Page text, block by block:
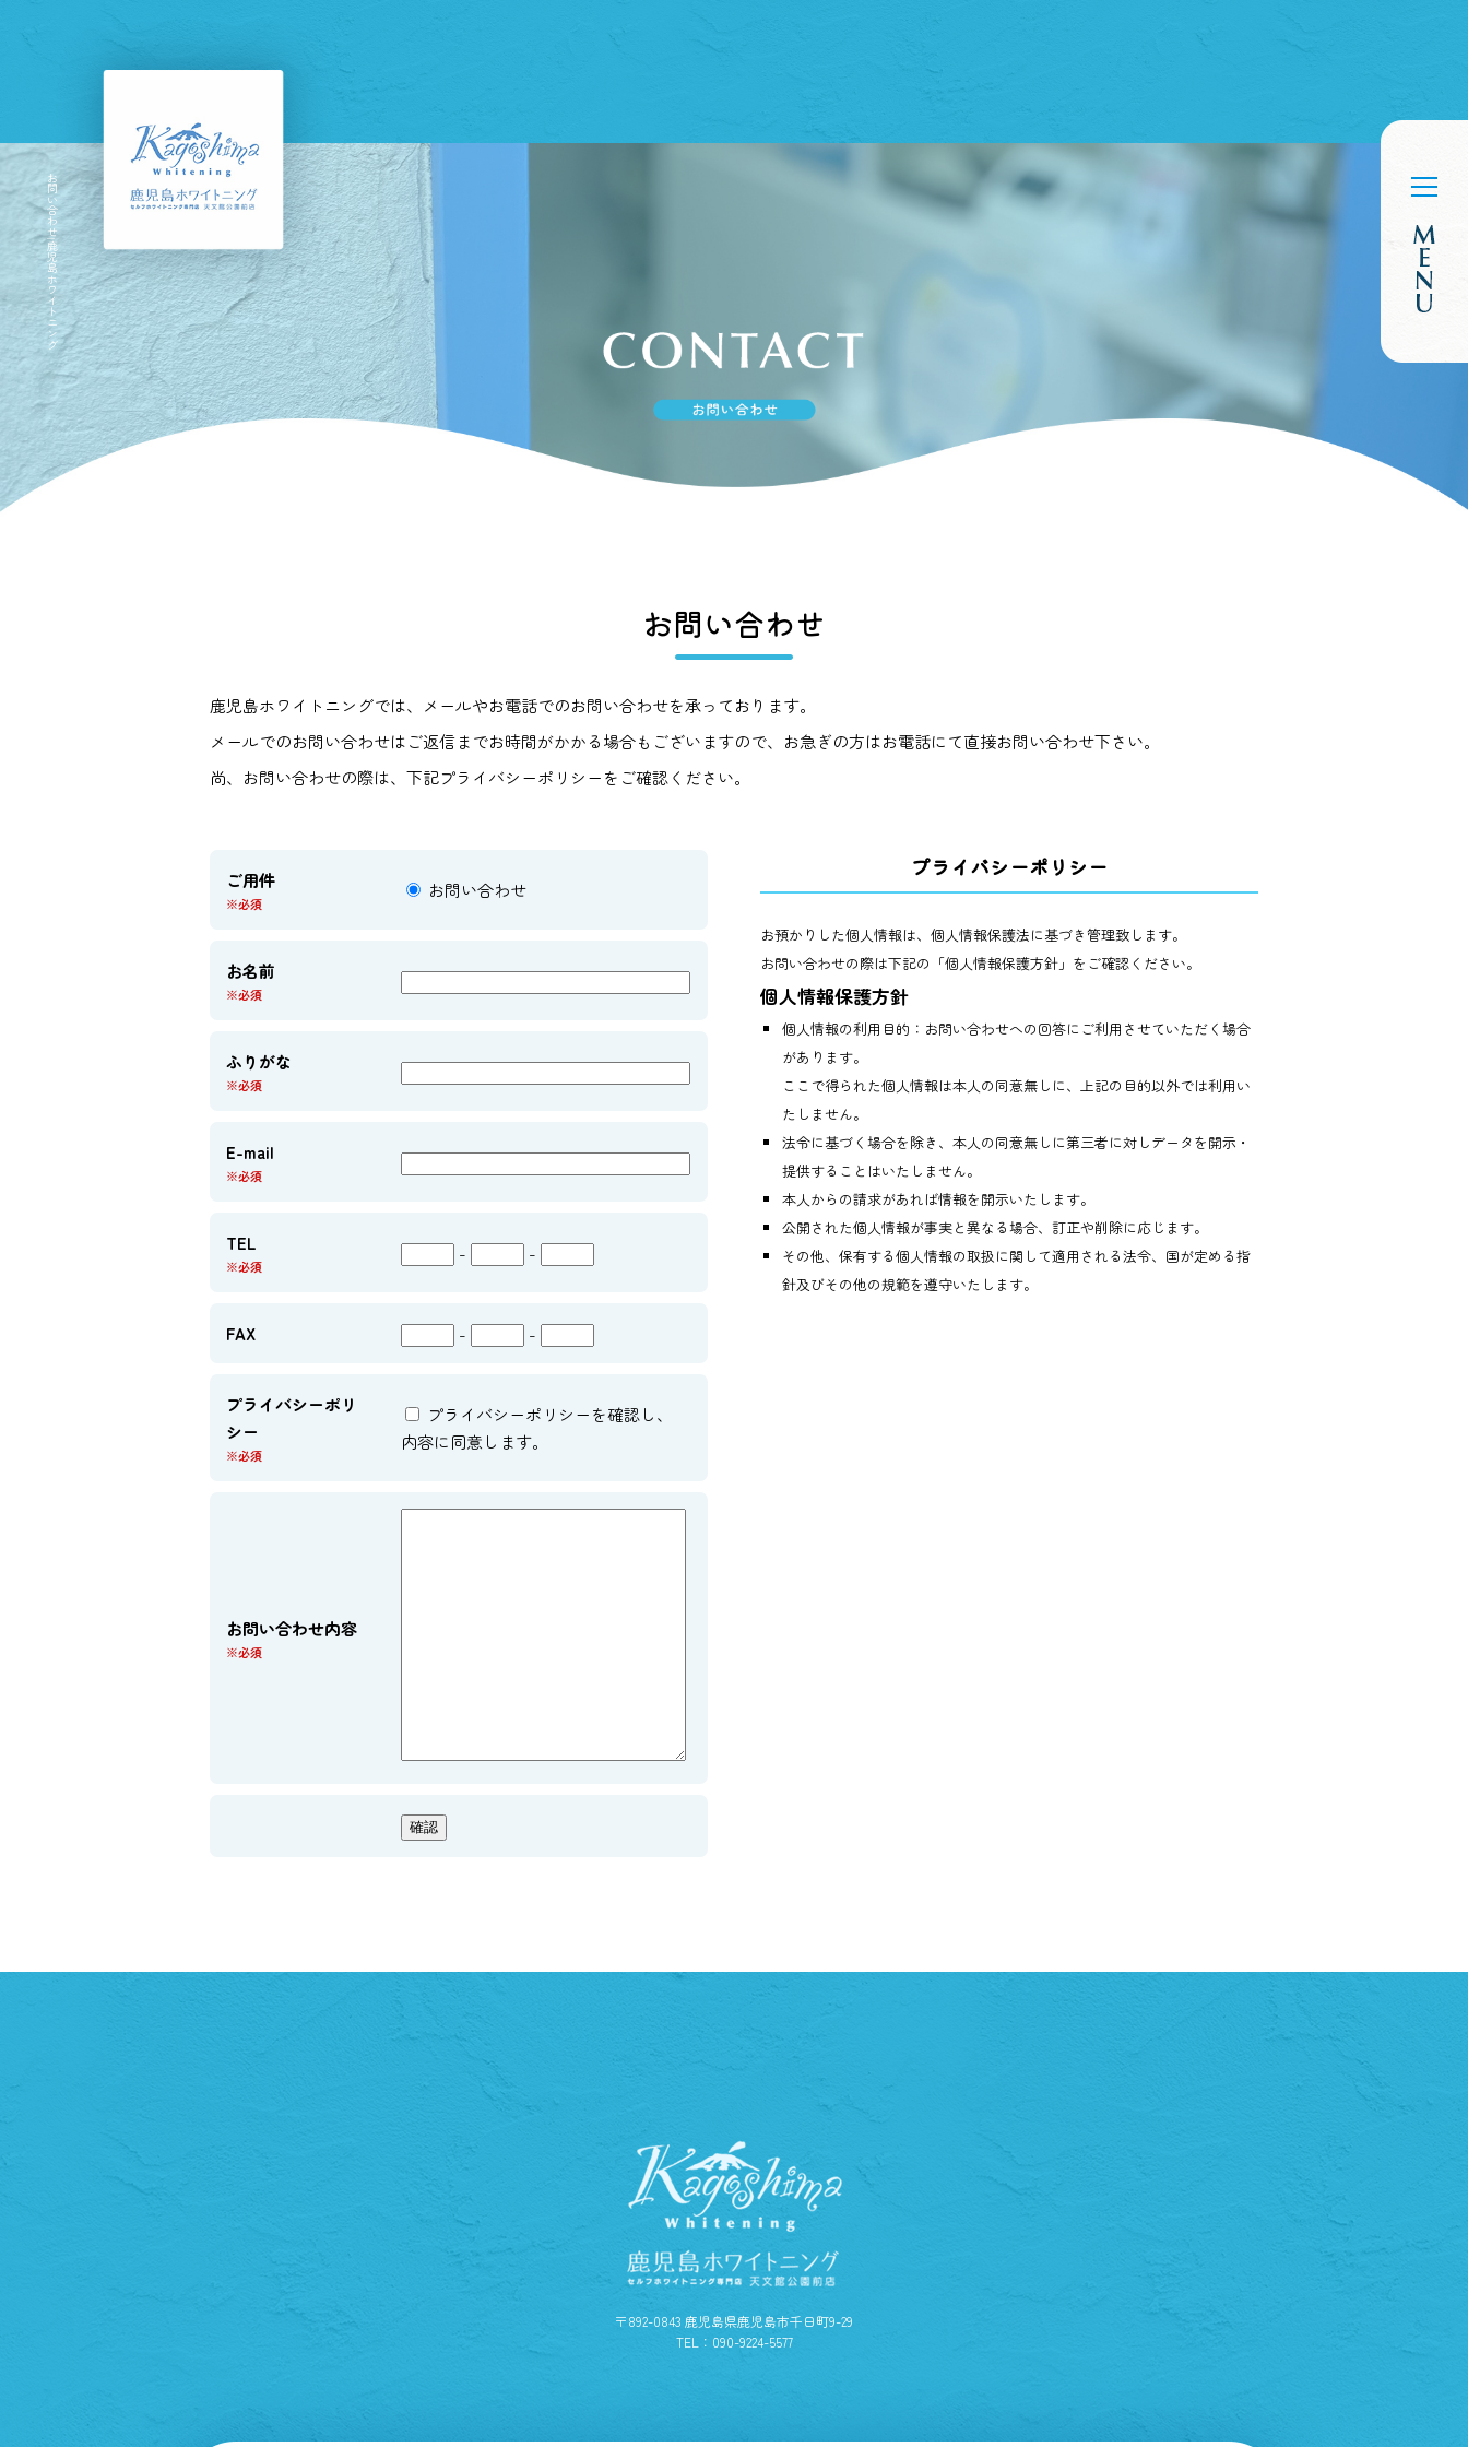
お問い合わせ|鹿児島ホワイトニング
お問い合わせ
鹿児島ホワイトニングでは、メールやお電話でのお問い合わせを承っております。
メールでのお問い合わせはご返信までお時間がかかる場合もございますので、お急ぎの方はお電話にて直接お問い合わせ下さい。
尚、お問い合わせの際は、下記プライバシーポリシーをご確認ください。
ご用件
※必須
お問い合わせ
お名前
※必須
ふりがな
※必須
E-mail
※必須
TEL
※必須
- -
FAX - -
プライバシーポリ
シー
※必須
プライバシーポリシーを確認し、
内容に同意します。
お問い合わせ内容
※必須
プライバシーポリシー
お預かりした個人情報は、個人情報保護法に基づき管理致します。
お問い合わせの際は下記の「個人情報保護方針」をご確認ください。
個人情報保護方針
個人情報の利用目的：お問い合わせへの回答にご利用させていただく場合
があります。
ここで得られた個人情報は本人の同意無しに、上記の目的以外では利用い
たしません。
法令に基づく場合を除き、本人の同意無しに第三者に対しデータを開示・
提供することはいたしません。
本人からの請求があれば情報を開示いたします。
公開された個人情報が事実と異なる場合、訂正や削除に応じます。
その他、保有する個人情報の取扱に関して適用される法令、国が定める指
針及びその他の規範を遵守いたします。
〒892-0843 鹿児島県鹿児島市千日町9-29
TEL：090-9224-5577